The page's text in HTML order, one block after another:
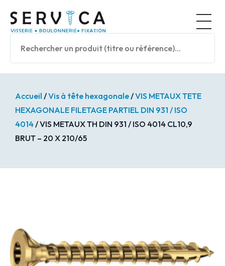
Accueil /Vis à tête hexagonale/VIS METAUX TETE
HEXAGONALE FILETAGE PARTIEL DIN 931 / ISO
4014/ VIS METAUX TH DIN 931 / ISO 4014 CL10,9
BRUT – 20 X 210/65